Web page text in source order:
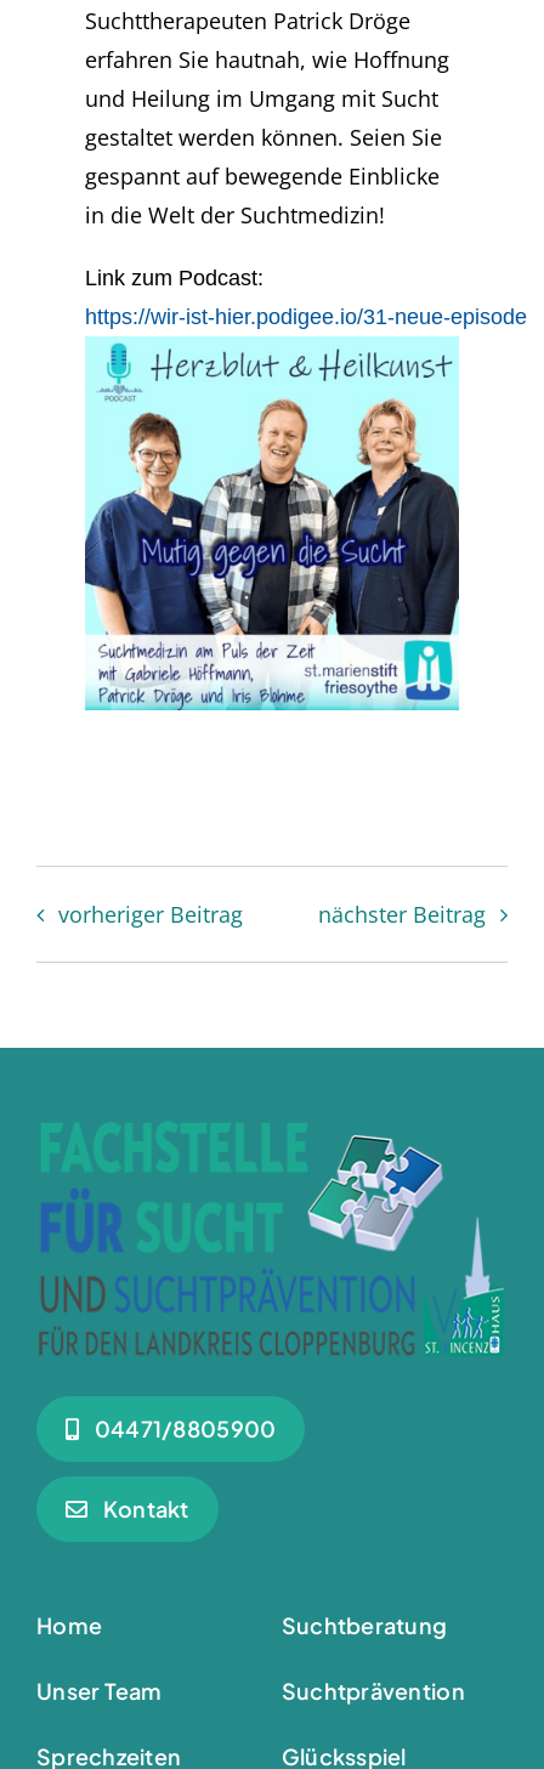
Suchttherapeuten Patrick Dröge
erfahren Sie hautnah, wie Hoffnung
und Heilung im Umgang mit Sucht
gestaltet werden können. Seien Sie
gespannt auf bewegende Einblicke
in die Welt der Suchtmedizin!
Link zum Podcast:
https://wir-ist-hier.podigee.io/31-neue-episode
vorheriger Beitrag nächster Beitrag
04471/8805900
Kontakt
Home
Unser Team
Sprechzeiten
Suchtberatung
Suchtprävention
Glücksspiel